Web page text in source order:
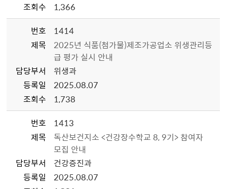
조회수
1,366
번호
1414
제목
2025년 식품(첨가물)제조가공업소 위생관리등
급 평가 실시 안내
담당부서
위생과
등록일
2025.08.07
조회수
1,738
번호
1413
제목
독산보건지소 <건강장수학교 8, 9기> 참여자
모집 안내
담당부서
건강증진과
등록일
2025.08.07